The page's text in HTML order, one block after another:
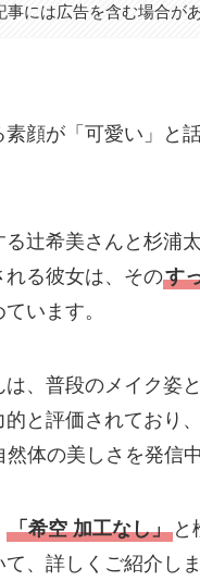
事には広告を含む場合が
顔が「可愛い」と
辻希美さんと杉浦
る彼女は、そのす
います。
は、普段のメイク姿
と評価されており
体の美しさを発信中
「希空 加工なし」と
、詳しくご紹介しま